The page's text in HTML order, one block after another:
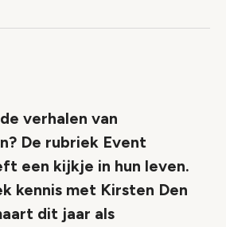
verhalen van
De rubriek Event
een kijkje in hun leven.
kennis met Kirsten Den
dit jaar als